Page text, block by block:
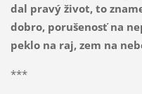
dal pravý život, to
dobro, porušenosť na
peklo na raj, zem na
***